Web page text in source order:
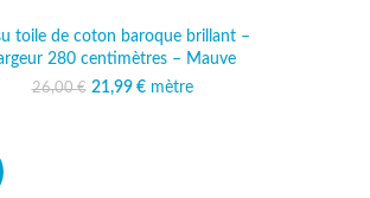
toile de coton baroque brillant –
280 centimètres – Mauve
26,00€
Le prix initial était :
21,99 € Le prix actuel est :
mètre